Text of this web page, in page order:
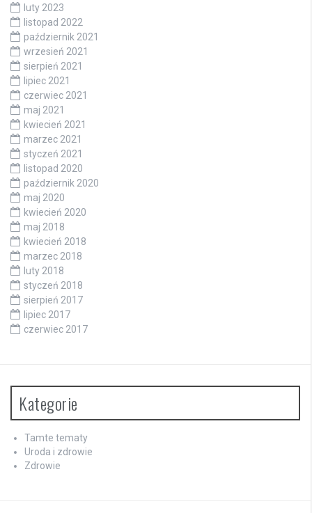
luty 2023
listopad 2022
październik 2021
wrzesień 2021
sierpień 2021
lipiec 2021
czerwiec 2021
maj 2021
kwiecień 2021
marzec 2021
styczeń 2021
listopad 2020
październik 2020
maj 2020
kwiecień 2020
maj 2018
kwiecień 2018
marzec 2018
luty 2018
styczeń 2018
sierpień 2017
lipiec 2017
czerwiec 2017
Kategorie
Tamte tematy
Uroda i zdrowie
Zdrowie